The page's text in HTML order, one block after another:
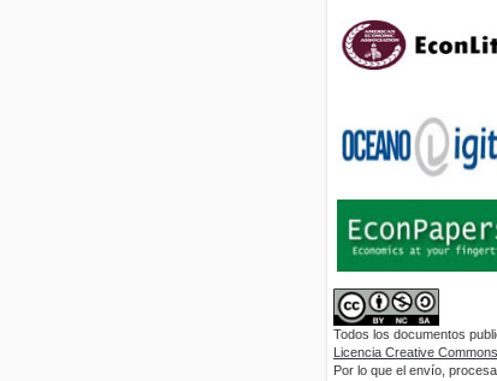
Todos los documentos
Licencia Creative
Por lo que el envío,